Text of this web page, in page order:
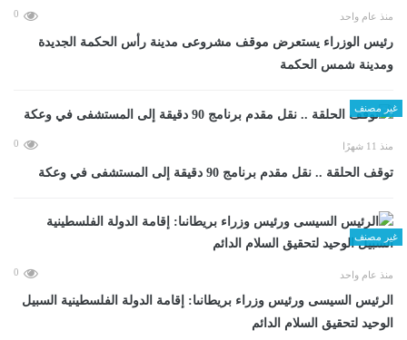
منذ عام واحد 0
رئيس الوزراء يستعرض موقف مشروعى مدينة رأس الحكمة الجديدة
ومدينة شمس الحكمة
غير مصنف
منذ 11 شهرًا 0
توقف الحلقة .. نقل مقدم برنامج 90 دقيقة إلى المستشفى في وعكة
غير مصنف
منذ عام واحد 0
الرئيس السيسى ورئيس وزراء بريطانىا: إقامة الدولة الفلسطينية السبيل
الوحيد لتحقيق السلام الدائم